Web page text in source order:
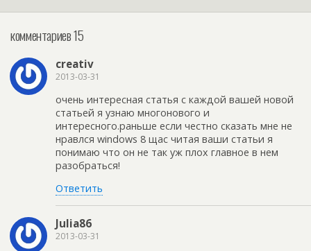
комментариев 15
creativ
2013-03-31
очень интересная статья с каждой вашей новой
статьей я узнаю многонового и
интересного.раньше если честно сказать мне не
нравлся windows 8 щас читая ваши статьи я
понимаю что он не так уж плох главное в нем
разобраться!
Ответить
Julia86
2013-03-31